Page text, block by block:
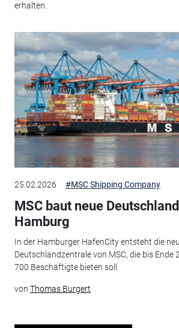
erhalten.
25.02.2026 #MSC Shipping Company
MSC baut neue
Hamburg
In der Hamburger HafenCity entsteht die
Deutschlandzentrale von MSC, die bis Ende
700 Beschäftigte bieten soll.
von Thomas Burgert